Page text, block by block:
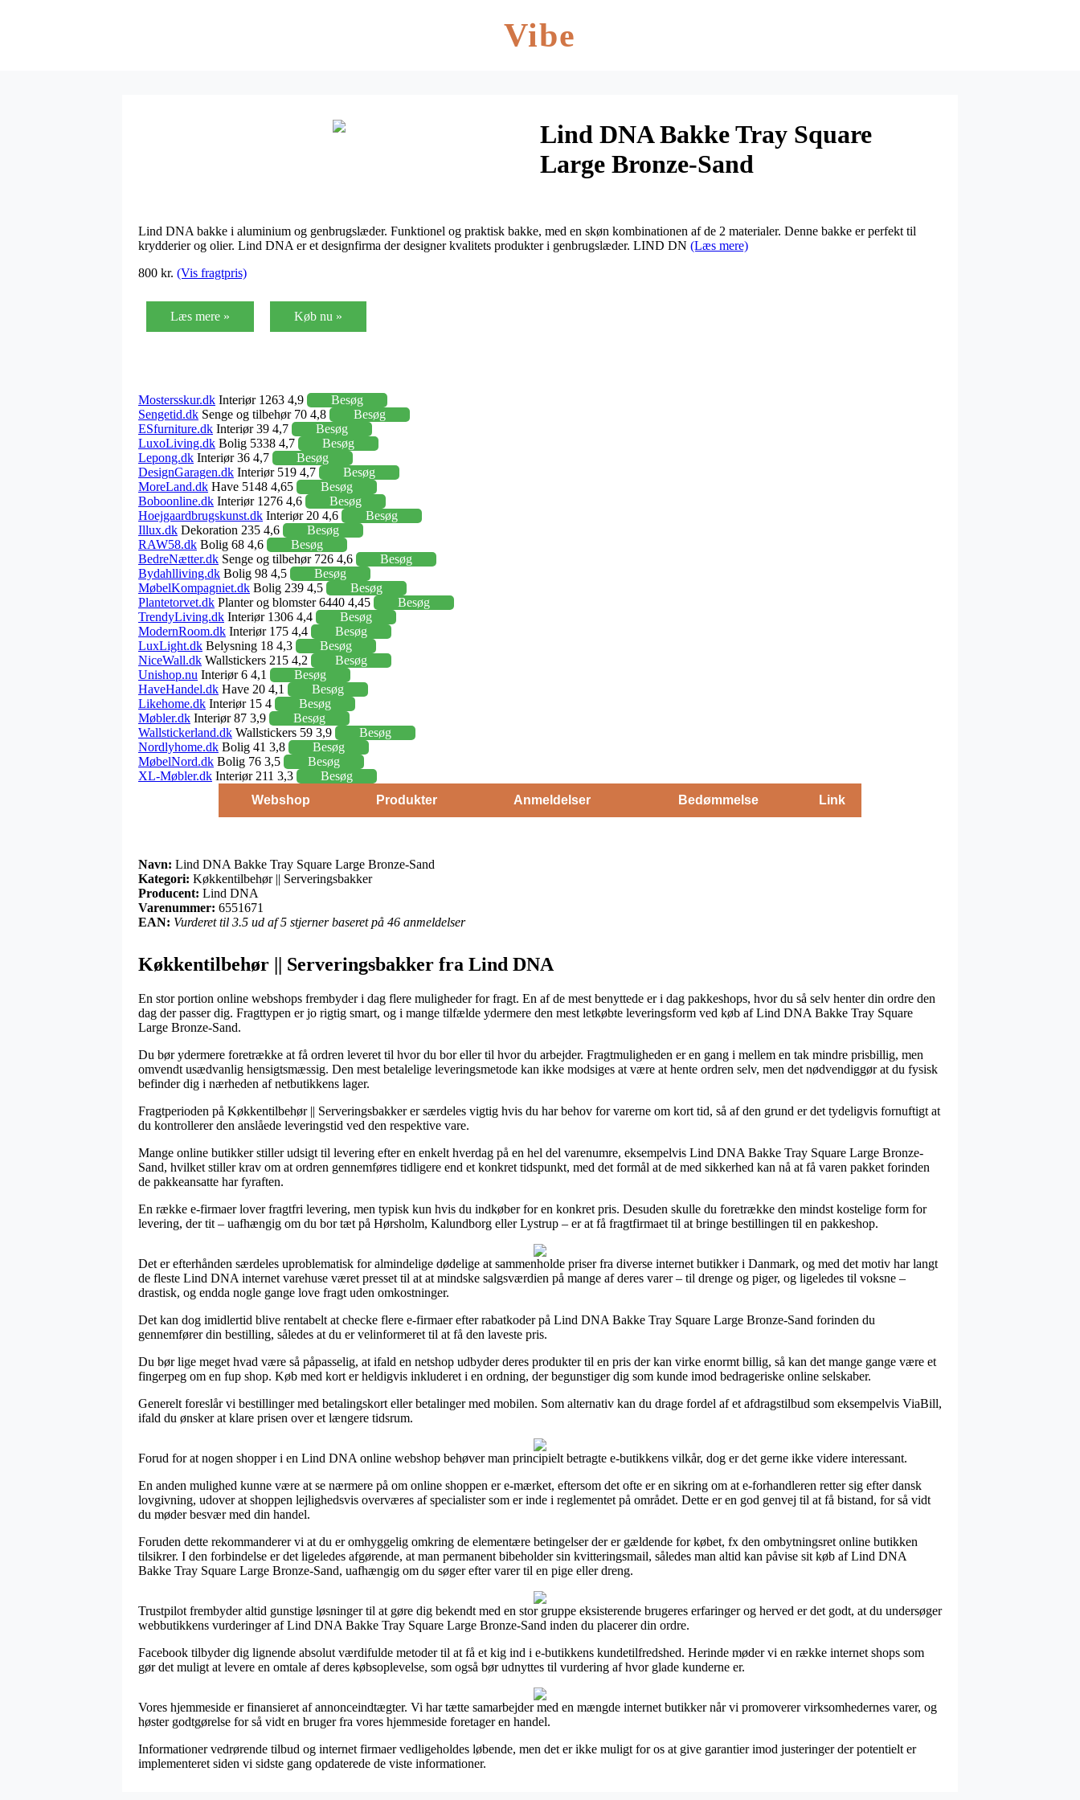
Vibe
Lind DNA Bakke Tray Square
Large Bronze-Sand
Lind DNA bakke i aluminium og genbrugslæder. Funktionel og praktisk bakke, med en skøn kombinationen af de 2 materialer. Denne bakke er perfekt til
krydderier og olier. Lind DNA er et designfirma der designer kvalitets produkter i genbrugslæder. LIND DN (Læs mere)
800 kr. (Vis fragtpris)
Læs mere » Køb nu »
Mostersskur.dk Interiør 1263 4,9
Besøg
Sengetid.dk Senge og tilbehør 70 4,8
Besøg
ESfurniture.dk Interiør 39 4,7
Besøg
LuxoLiving.dk Bolig 5338 4,7
Besøg
Lepong.dk Interiør 36 4,7
Besøg
DesignGaragen.dk Interiør 519 4,7
Besøg
MoreLand.dk Have 5148 4,65
Besøg
Boboonline.dk Interiør 1276 4,6
Besøg
Hoejgaardbrugskunst.dk Interiør 20 4,6
Besøg
Illux.dk Dekoration 235 4,6
Besøg
RAW58.dk Bolig 68 4,6
Besøg
BedreNætter.dk Senge og tilbehør 726 4,6
Besøg
Bydahlliving.dk Bolig 98 4,5
Besøg
MøbelKompagniet.dk Bolig 239 4,5
Besøg
Plantetorvet.dk Planter og blomster 6440 4,45
Besøg
TrendyLiving.dk Interiør 1306 4,4
Besøg
ModernRoom.dk Interiør 175 4,4
Besøg
LuxLight.dk Belysning 18 4,3
Besøg
NiceWall.dk Wallstickers 215 4,2
Besøg
Unishop.nu Interiør 6 4,1
Besøg
HaveHandel.dk Have 20 4,1
Besøg
Likehome.dk Interiør 15 4
Besøg
Møbler.dk Interiør 87 3,9
Besøg
Wallstickerland.dk Wallstickers 59 3,9
Besøg
Nordlyhome.dk Bolig 41 3,8
Besøg
MøbelNord.dk Bolig 76 3,5
Besøg
XL-Møbler.dk Interiør 211 3,3
Besøg
Webshop
Produkter Anmeldelser Bedømmelse Link
Navn: Lind DNA Bakke Tray Square Large Bronze-Sand
Kategori: Køkkentilbehør || Serveringsbakker
Producent: Lind DNA
Varenummer: 6551671
EAN: Vurderet til 3.5 ud af 5 stjerner baseret på 46 anmeldelser
Køkkentilbehør || Serveringsbakker fra Lind DNA
En stor portion online webshops frembyder i dag flere muligheder for fragt. En af de mest benyttede er i dag pakkeshops, hvor du så selv henter din ordre den
dag der passer dig. Fragttypen er jo rigtig smart, og i mange tilfælde ydermere den mest letkøbte leveringsform ved køb af Lind DNA Bakke Tray Square
Large Bronze-Sand.
Du bør ydermere foretrække at få ordren leveret til hvor du bor eller til hvor du arbejder. Fragtmuligheden er en gang i mellem en tak mindre prisbillig, men
omvendt usædvanlig hensigtsmæssig. Den mest betalelige leveringsmetode kan ikke modsiges at være at hente ordren selv, men det nødvendiggør at du fysisk
befinder dig i nærheden af netbutikkens lager.
Fragtperioden på Køkkentilbehør || Serveringsbakker er særdeles vigtig hvis du har behov for varerne om kort tid, så af den grund er det tydeligvis fornuftigt at
du kontrollerer den anslåede leveringstid ved den respektive vare.
Mange online butikker stiller udsigt til levering efter en enkelt hverdag på en hel del varenumre, eksempelvis Lind DNA Bakke Tray Square Large Bronze-
Sand, hvilket stiller krav om at ordren gennemføres tidligere end et konkret tidspunkt, med det formål at de med sikkerhed kan nå at få varen pakket forinden
de pakkeansatte har fyraften.
En række e-firmaer lover fragtfri levering, men typisk kun hvis du indkøber for en konkret pris. Desuden skulle du foretrække den mindst kostelige form for
levering, der tit – uafhængig om du bor tæt på Hørsholm, Kalundborg eller Lystrup – er at få fragtfirmaet til at bringe bestillingen til en pakkeshop.
Det er efterhånden særdeles uproblematisk for almindelige dødelige at sammenholde priser fra diverse internet butikker i Danmark, og med det motiv har langt
de fleste Lind DNA internet varehuse været presset til at at mindske salgsværdien på mange af deres varer – til drenge og piger, og ligeledes til voksne –
drastisk, og endda nogle gange love fragt uden omkostninger.
Det kan dog imidlertid blive rentabelt at checke flere e-firmaer efter rabatkoder på Lind DNA Bakke Tray Square Large Bronze-Sand forinden du
gennemfører din bestilling, således at du er velinformeret til at få den laveste pris.
Du bør lige meget hvad være så påpasselig, at ifald en netshop udbyder deres produkter til en pris der kan virke enormt billig, så kan det mange gange være et
fingerpeg om en fup shop. Køb med kort er heldigvis inkluderet i en ordning, der begunstiger dig som kunde imod bedrageriske online selskaber.
Generelt foreslår vi bestillinger med betalingskort eller betalinger med mobilen. Som alternativ kan du drage fordel af et afdragstilbud som eksempelvis ViaBill,
ifald du ønsker at klare prisen over et længere tidsrum.
Forud for at nogen shopper i en Lind DNA online webshop behøver man principielt betragte e-butikkens vilkår, dog er det gerne ikke videre interessant.
En anden mulighed kunne være at se nærmere på om online shoppen er e-mærket, eftersom det ofte er en sikring om at e-forhandleren retter sig efter dansk
lovgivning, udover at shoppen lejlighedsvis overværes af specialister som er inde i reglementet på området. Dette er en god genvej til at få bistand, for så vidt
du møder besvær med din handel.
Foruden dette rekommanderer vi at du er omhyggelig omkring de elementære betingelser der er gældende for købet, fx den ombytningsret online butikken
tilsikrer. I den forbindelse er det ligeledes afgørende, at man permanent bibeholder sin kvitteringsmail, således man altid kan påvise sit køb af Lind DNA
Bakke Tray Square Large Bronze-Sand, uafhængig om du søger efter varer til en pige eller dreng.
Trustpilot frembyder altid gunstige løsninger til at gøre dig bekendt med en stor gruppe eksisterende brugeres erfaringer og herved er det godt, at du undersøger
webbutikkens vurderinger af Lind DNA Bakke Tray Square Large Bronze-Sand inden du placerer din ordre.
Facebook tilbyder dig lignende absolut værdifulde metoder til at få et kig ind i e-butikkens kundetilfredshed. Herinde møder vi en række internet shops som
gør det muligt at levere en omtale af deres købsoplevelse, som også bør udnyttes til vurdering af hvor glade kunderne er.
Vores hjemmeside er finansieret af annonceindtægter. Vi har tætte samarbejder med en mængde internet butikker når vi promoverer virksomhedernes varer, og
høster godtgørelse for så vidt en bruger fra vores hjemmeside foretager en handel.
Informationer vedrørende tilbud og internet firmaer vedligeholdes løbende, men det er ikke muligt for os at give garantier imod justeringer der potentielt er
implementeret siden vi sidste gang opdaterede de viste informationer.